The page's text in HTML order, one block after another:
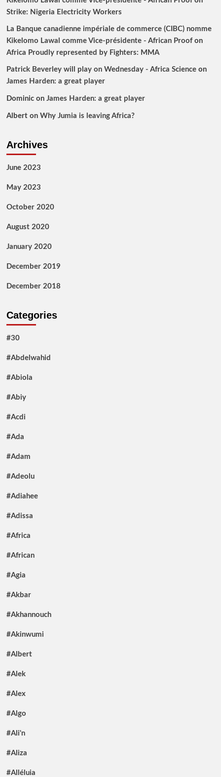
Strike: Nigeria Electricity Workers
La Banque canadienne impériale de commerce (CIBC) nomme
Kikelomo Lawal comme Vice-présidente - African Proofon
Africa Proudly represented by Fighters: MMA
Patrick Beverley will play on Wednesday - Africa Scienceon
James Harden: a great player
Dominicon James Harden: a great player
Alberton Why Jumia is leaving Africa?
Archives
June 2023
May 2023
October 2020
August 2020
January 2020
December 2019
December 2018
Categories
#30
#Abdelwahid
#Abiola
#Abiy
#Acdi
#Ada
#Adam
#Adeolu
#Adiahee
#Adissa
#Africa
#African
#Agia
#Akbar
#Akhannouch
#Akinwumi
#Albert
#Alek
#Alex
#Algo
#Ali'n
#Aliza
#Alléluia